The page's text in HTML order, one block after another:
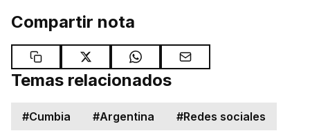
Compartir nota
Temas relacionados
#Cumbia #Argentina #Redes sociales